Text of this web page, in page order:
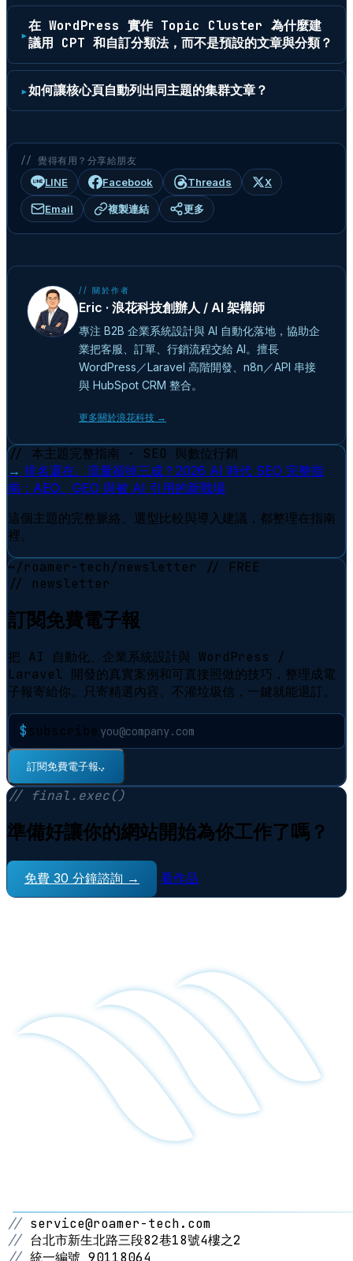
在 WordPress 實作 Topic Cluster 為什麼建
議用 CPT 和自訂分類法，而不是預設的文章與分類？
如何讓核心頁自動列出同主題的集群文章？
// 覺得有用？分享給朋友
LINE Facebook Threads X
Email 複製連結 更多
// 關於作者
Eric · 浪花科技創辦人 / AI 架構師
專注 B2B 企業系統設計與 AI 自動化落地，協助企
業把客服、訂單、行銷流程交給 AI。擅長
WordPress／Laravel 高階開發、n8n／API 串接
與 HubSpot CRM 整合。
更多關於浪花科技 →
// 本主題完整指南 · SEO 與數位行銷
→ 排名還在、流量卻掉三成？2026 AI 時代 SEO 完整指
南：AEO、GEO 與被 AI 引用的新戰場
這個主題的完整脈絡、選型比較與導入建議，都整理在指南
裡。
~/roamer-tech/newsletter
// FREE
// newsletter
訂閱免費電子報
把 AI 自動化、企業系統設計與 WordPress /
Laravel 開發的真實案例和可直接照做的技巧，整理成電
子報寄給你。只寄精選內容、不灌垃圾信，一鍵就能退訂。
$subscribe
訂閱免費電子報⠋
// final.exec()
準備好讓你的網站開始為你工作了嗎？
免費 30 分鐘諮詢 → 看作品
// service@roamer-tech.com
// 台北市新生北路三段82巷18號4樓之2
// 統一編號 90118064